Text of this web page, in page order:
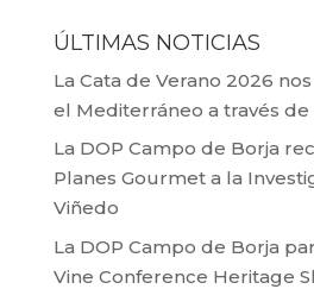
ÚLTIMAS NOTICIAS
La Cata de Verano 2026
el Mediterráneo a través de
La DOP Campo de Borja
Planes Gourmet a la
Viñedo
La DOP Campo de Borja
Vine Conference Heritage